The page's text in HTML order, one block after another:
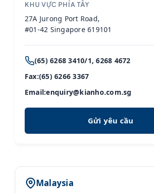
KHU VỰC PHÍA TÂY
27A Jurong Port Road,
#01-42 Singapore 619101
(65) 6268 3410/1, 6268 4672
Fax:(65) 6266 3367
Email:enquiry@kianho.com.sg
Gửi yêu cầu
Malaysia